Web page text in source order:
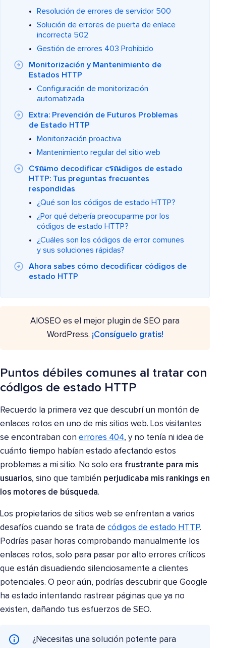
Resolución de errores de servidor 500
Solución de errores de puerta de enlace
incorrecta 502
Gestión de errores 403 Prohibido
Monitorización y Mantenimiento de
Estados HTTP
Configuración de monitorización
automatizada
Extra: Prevención de Futuros Problemas
de Estado HTTP
Monitorización proactiva
Mantenimiento regular del sitio web
Cรณmo decodificar cรณdigos de estado
HTTP: Tus preguntas frecuentes
respondidas
¿Qué son los códigos de estado HTTP?
¿Por qué debería preocuparme por los
códigos de estado HTTP?
¿Cuáles son los códigos de error comunes
y sus soluciones rápidas?
Ahora sabes cómo decodificar códigos de
estado HTTP
AIOSEO es el mejor plugin de SEO para
WordPress. ¡Consíguelo gratis!
Puntos débiles comunes al tratar con
códigos de estado HTTP
Recuerdo la primera vez que descubrí un montón de
enlaces rotos en uno de mis sitios web. Los visitantes
se encontraban con errores 404, y no tenía ni idea de
cuánto tiempo habían estado afectando estos
problemas a mi sitio. No solo era frustrante para mis
usuarios, sino que también perjudicaba mis rankings en
los motores de búsqueda.
Los propietarios de sitios web se enfrentan a varios
desafíos cuando se trata de códigos de estado HTTP.
Podrías pasar horas comprobando manualmente los
enlaces rotos, solo para pasar por alto errores críticos
que están disuadiendo silenciosamente a clientes
potenciales. O peor aún, podrías descubrir que Google
ha estado intentando rastrear páginas que ya no
existen, dañando tus esfuerzos de SEO.
¿Necesitas una solución potente para